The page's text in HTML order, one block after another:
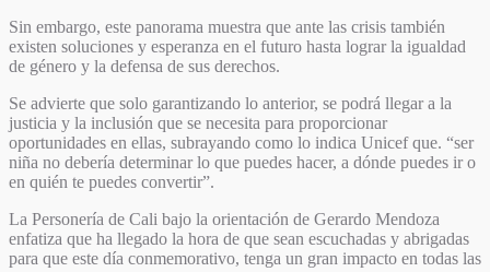
Sin embargo, este panorama muestra que ante las crisis también
existen soluciones y esperanza en el futuro hasta lograr la igualdad
de género y la defensa de sus derechos.
Se advierte que solo garantizando lo anterior, se podrá llegar a la
justicia y la inclusión que se necesita para proporcionar
oportunidades en ellas, subrayando como lo indica Unicef que. “ser
niña no debería determinar lo que puedes hacer, a dónde puedes ir o
en quién te puedes convertir”.
La Personería de Cali bajo la orientación de Gerardo Mendoza
enfatiza que ha llegado la hora de que sean escuchadas y abrigadas
para que este día conmemorativo, tenga un gran impacto en todas las